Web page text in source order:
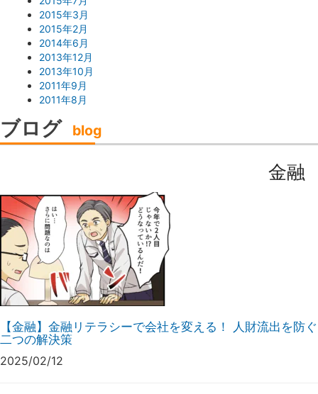
2015年3月
2015年2月
2014年6月
2013年12月
2013年10月
2011年9月
2011年8月
ブログ blog
金融
【金融】金融リテラシーで会社を変える！ 人財流出を防ぐ
二つの解決策
2025/02/12